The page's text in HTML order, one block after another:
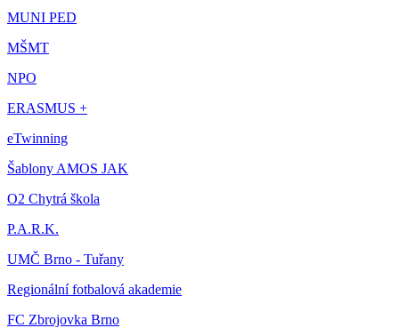
MUNI PED
MŠMT
NPO
ERASMUS +
eTwinning
Šablony AMOS JAK
O2 Chytrá škola
P.A.R.K.
UMČ Brno - Tuřany
Regionální fotbalová akademie
FC Zbrojovka Brno